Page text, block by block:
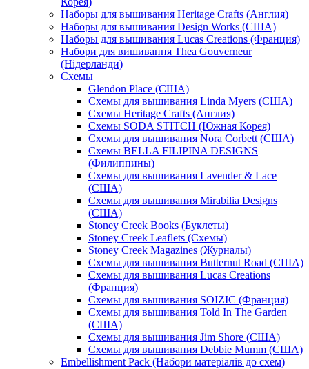
Наборы для вышивания Heritage Crafts (Англия)
Наборы для вышивания Design Works (США)
Наборы для вышивания Lucas Creations (Франция)
Набори для вишивання Thea Gouverneur
(Нідерланди)
Схемы
Glendon Place (США)
Схемы для вышивания Linda Myers (США)
Схемы Heritage Crafts (Англия)
Схемы SODA STITCH (Южная Корея)
Схемы для вышивания Nora Corbett (США)
Схемы BELLA FILIPINA DESIGNS
(Филиппины)
Схемы для вышивания Lavender & Lace
(США)
Схемы для вышивания Mirabilia Designs
(США)
Stoney Creek Books (Буклеты)
Stoney Creek Leaflets (Схемы)
Stoney Creek Magazines (Журналы)
Схемы для вышивания Butternut Road (США)
Схемы для вышивания Lucas Creations
(Франция)
Схемы для вышивания SOIZIC (Франция)
Схемы для вышивания Told In The Garden
(США)
Схемы для вышивания Jim Shore (США)
Схемы для вышивания Debbie Mumm (США)
Embellishment Pack (Набори матеріалів до схем)